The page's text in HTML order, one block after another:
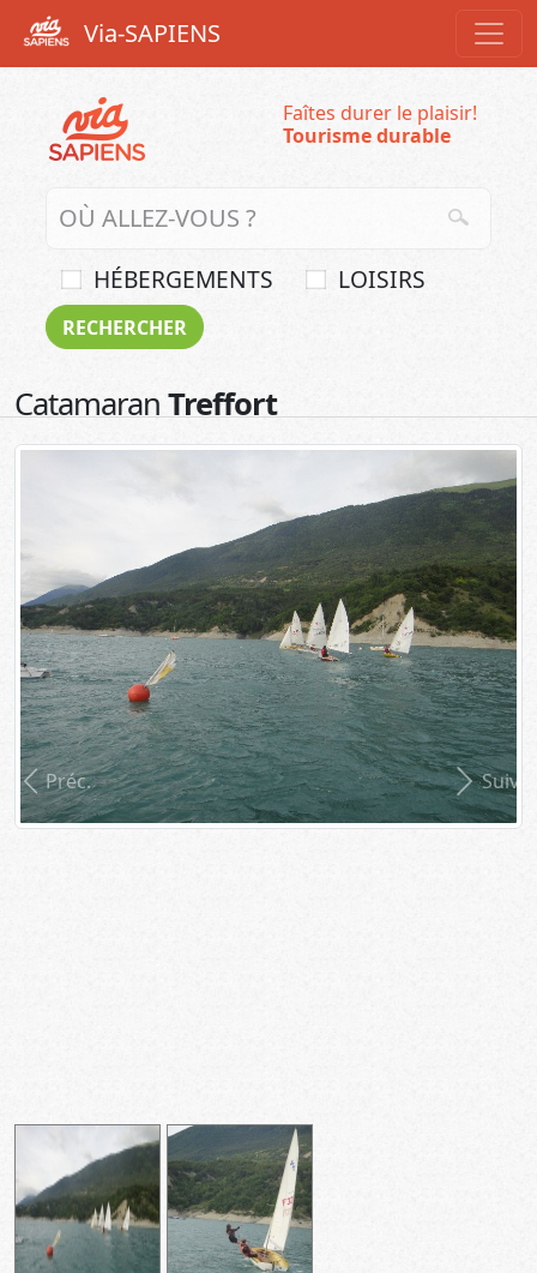
Via-SAPIENS
Faîtes durer le plaisir!
Tourisme durable
HÉBERGEMENTS LOISIRS
Catamaran Treffort
Préc. Suiv.